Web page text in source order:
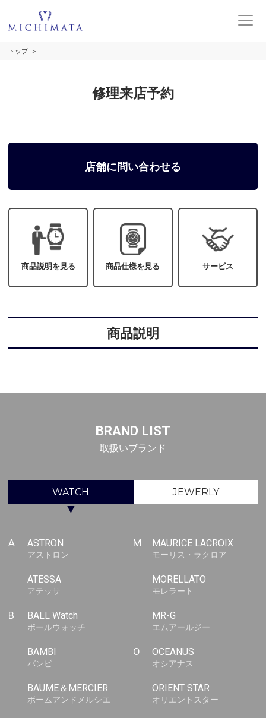
トップ
修理来店予約
店舗に問い合わせる
商品説明を見る 商品仕様を見る サービス
商品説明
BRAND LIST
取扱いブランド
WATCH JEWERLY
▼
A ASTRON
アストロン
ATESSA
アテッサ
B BALL Watch
ボールウォッチ
BAMBI
バンビ
BAUME＆MERCIER
ボームアンドメルシエ
M MAURICE LACROIX
モーリス・ラクロア
MORELLATO
モレラート
MR-G
エムアールジー
O OCEANUS
オシアナス
ORIENT STAR
オリエントスター